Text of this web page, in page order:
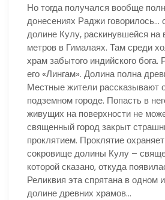
Но тогда получался вообще
донесениях Раджи говорилось…
долине Кулу, раскинувшейся на
метров в Гималаях. Там среди
храм забытого индийского
его «Лингам». Долина полна
Местные жители рассказывают
подземном городе. Попасть в
живущих на поверхности не
священный город закрыт
проклятием. Проклятие
сокровище долины Кулу –
которой сказано, откуда
Реликвия эта спрятана в одном
долине древних храмов…